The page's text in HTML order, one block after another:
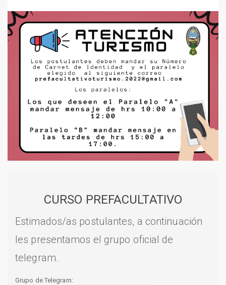
CURSO PREFACULTATIVO
Estimados/as postulantes, a continuación
les presentamos el grupo oficial de
telegram.
Grupo de Telegram: